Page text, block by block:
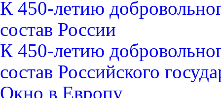
К 450-летию
состав России
К 450-летию
состав Российского
Окно в Европу